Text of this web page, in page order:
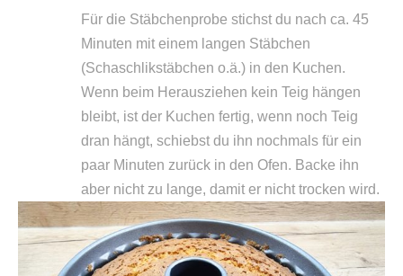
Für die Stäbchenprobe stichst du nach ca. 45
Minuten mit einem langen Stäbchen
(Schaschlikstäbchen o.ä.) in den Kuchen.
Wenn beim Herausziehen kein Teig hängen
bleibt, ist der Kuchen fertig, wenn noch Teig
dran hängt, schiebst du ihn nochmals für ein
paar Minuten zurück in den Ofen. Backe ihn
aber nicht zu lange, damit er nicht trocken wird.